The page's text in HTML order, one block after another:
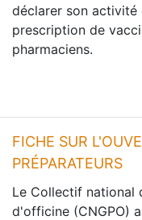
déclarer son
prescription de
pharmaciens.
FICHE SUR
PRÉPARATEURS
Le Collectif national
d'officine (CNGPO)